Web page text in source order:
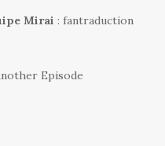
Mirai : fantraduction
Episode